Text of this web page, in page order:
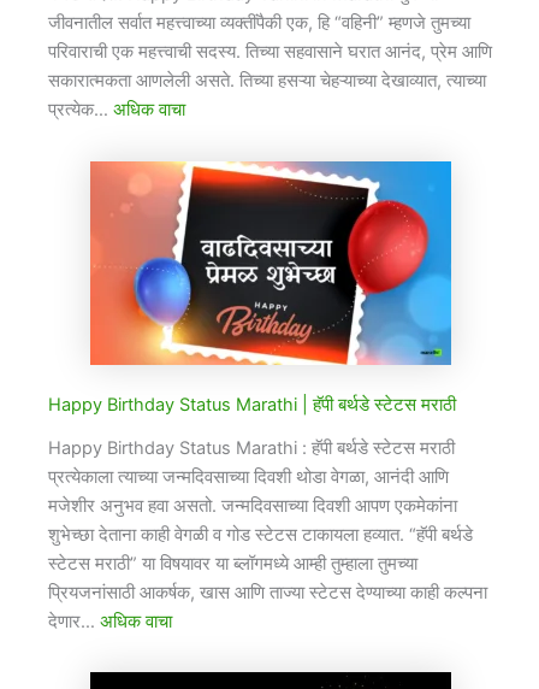
जीवनातील सर्वात महत्त्वाच्या व्यक्तींपैकी एक, हि “वहिनी” म्हणजे तुमच्या
परिवाराची एक महत्त्वाची सदस्य. तिच्या सहवासाने घरात आनंद, प्रेम आणि
सकारात्मकता आणलेली असते. तिच्या हसऱ्या चेहऱ्याच्या देखाव्यात, त्याच्या
प्रत्येक… अधिक वाचा
Happy Birthday Status Marathi​ | हॅपी बर्थडे स्टेटस मराठी
Happy Birthday Status Marathi​ : हॅपी बर्थडे स्टेटस मराठी
प्रत्येकाला त्याच्या जन्मदिवसाच्या दिवशी थोडा वेगळा, आनंदी आणि
मजेशीर अनुभव हवा असतो. जन्मदिवसाच्या दिवशी आपण एकमेकांना
शुभेच्छा देताना काही वेगळी व गोड स्टेटस टाकायला हव्यात. “हॅपी बर्थडे
स्टेटस मराठी” या विषयावर या ब्लॉगमध्ये आम्ही तुम्हाला तुमच्या
प्रियजनांसाठी आकर्षक, खास आणि ताज्या स्टेटस देण्याच्या काही कल्पना
देणार… अधिक वाचा